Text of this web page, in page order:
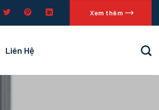
Xem thêm
Liên Hệ